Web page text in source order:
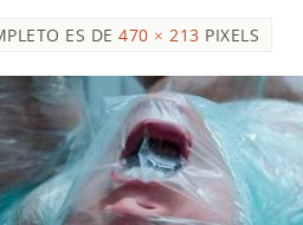
ES DE 470 × 213 PIXELS